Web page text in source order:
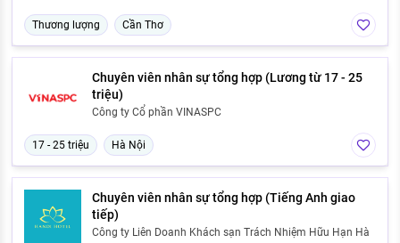
Thương lượng Cần Thơ
Chuyên viên nhân sự tổng hợp (Lương từ 17 - 25
triệu)
Công ty Cổ phần VINASPC
17 - 25 triệu Hà Nội
Chuyên viên nhân sự tổng hợp (Tiếng Anh giao
tiếp)
Công ty Liên Doanh Khách sạn Trách Nhiệm Hữu Hạn Hà